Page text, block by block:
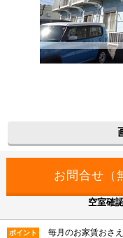
空室確
ポイント
毎月のお家賃おさ